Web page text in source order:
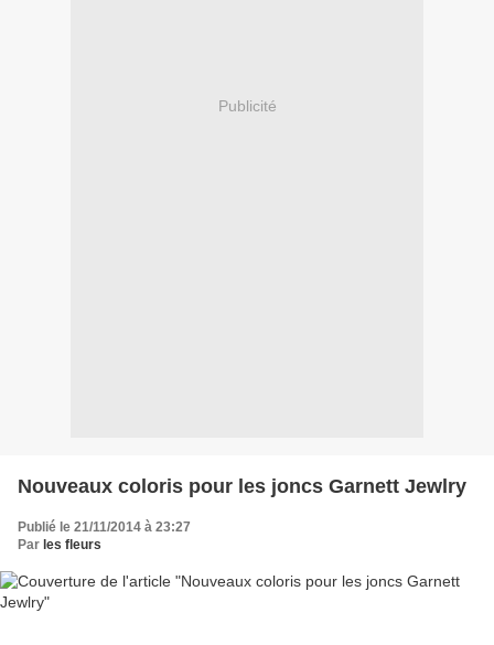
Publicité
Nouveaux coloris pour les joncs Garnett Jewlry
Publié le 21/11/2014 à 23:27
Par les fleurs